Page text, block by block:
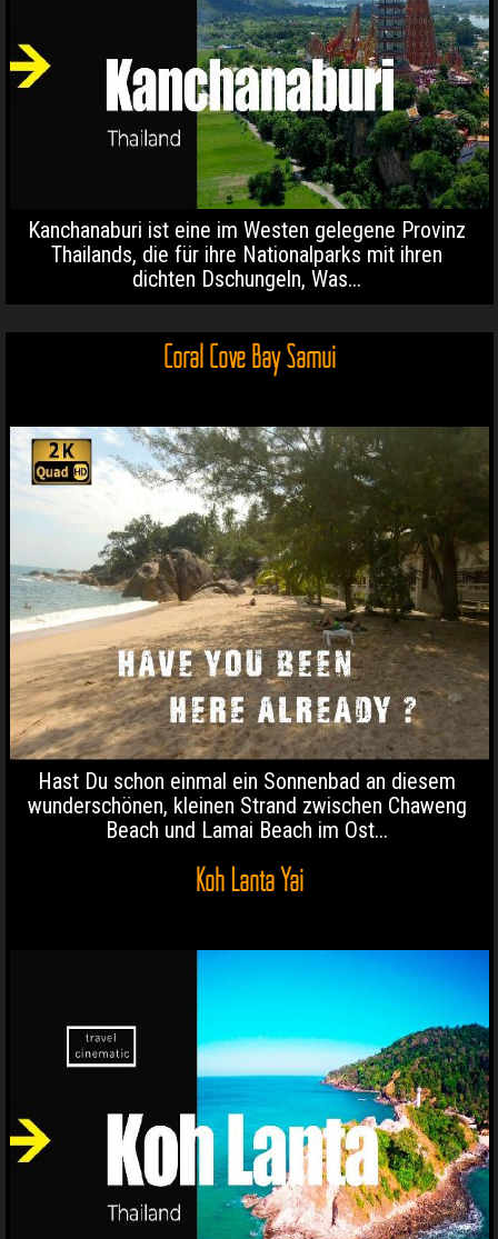
Kanchanaburi ist eine im Westen gelegene Provinz
Thailands, die für ihre Nationalparks mit ihren
dichten Dschungeln, Was...
Coral Cove Bay Samui
Hast Du schon einmal ein Sonnenbad an diesem
wunderschönen, kleinen Strand zwischen Chaweng
Beach und Lamai Beach im Ost...
Koh Lanta Yai